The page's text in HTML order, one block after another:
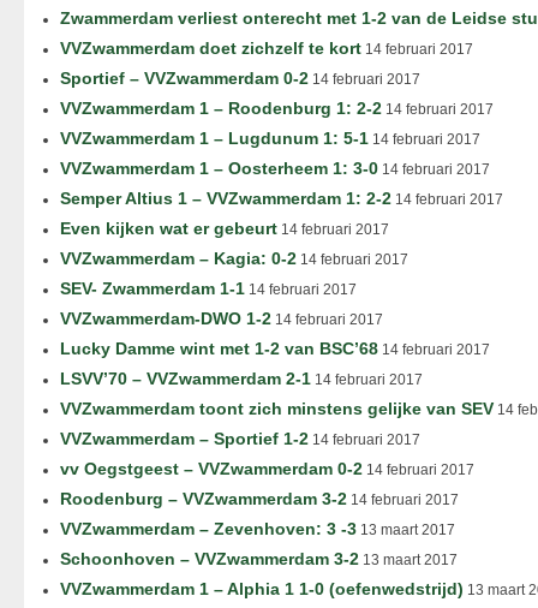
Zwammerdam verliest onterecht met 1-2 van de Leidse
VVZwammerdam doet zichzelf te kort 14 februari 2017
Sportief – VVZwammerdam 0-2 14 februari 2017
VVZwammerdam 1 – Roodenburg 1: 2-2 14 februari 2017
VVZwammerdam 1 – Lugdunum 1: 5-1 14 februari 2017
VVZwammerdam 1 – Oosterheem 1: 3-0 14 februari 2017
Semper Altius 1 – VVZwammerdam 1: 2-2 14 februari 2017
Even kijken wat er gebeurt 14 februari 2017
VVZwammerdam – Kagia: 0-2 14 februari 2017
SEV- Zwammerdam 1-1 14 februari 2017
VVZwammerdam-DWO 1-2 14 februari 2017
Lucky Damme wint met 1-2 van BSC’68 14 februari 2017
LSVV’70 – VVZwammerdam 2-1 14 februari 2017
VVZwammerdam toont zich minstens gelijke van SEV 14
VVZwammerdam – Sportief 1-2 14 februari 2017
vv Oegstgeest – VVZwammerdam 0-2 14 februari 2017
Roodenburg – VVZwammerdam 3-2 14 februari 2017
VVZwammerdam – Zevenhoven: 3 -3 13 maart 2017
Schoonhoven – VVZwammerdam 3-2 13 maart 2017
VVZwammerdam 1 – Alphia 1 1-0 (oefenwedstrijd) 13 maart